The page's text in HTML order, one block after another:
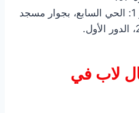
الحي السادس أكتوبر 1: الحي السابع، بجوار مسجد
لاب في